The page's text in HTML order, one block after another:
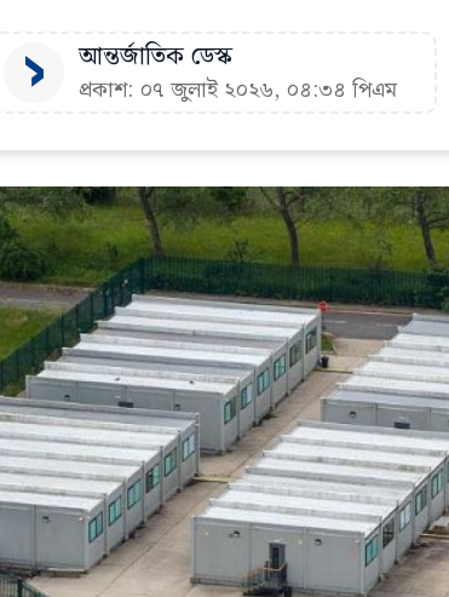
আন্তর্জাতিক ডেস্ক
প্রকাশ: ০৭ জুলাই ২০২৬, ০৪:৩৪ পিএম